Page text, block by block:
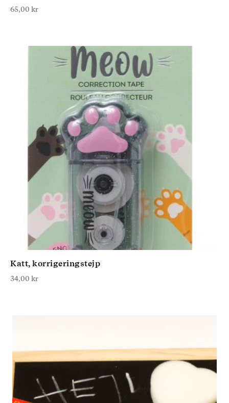
65,00 kr
Katt, korrigeringstejp
34,00 kr